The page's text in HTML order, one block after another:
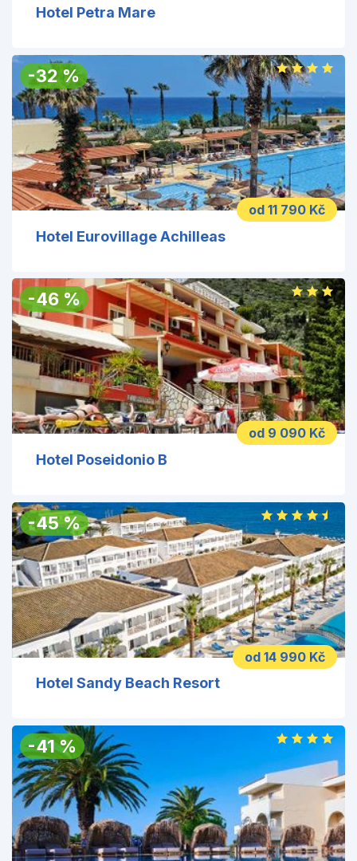
Hotel Petra Mare
od 11 790 Kč
-32%
Hotel Eurovillage Achilleas
od 9 090 Kč
-46 %
Hotel Poseidonio B
od 14 990 Kč
-45%
Hotel Sandy Beach Resort
-41%